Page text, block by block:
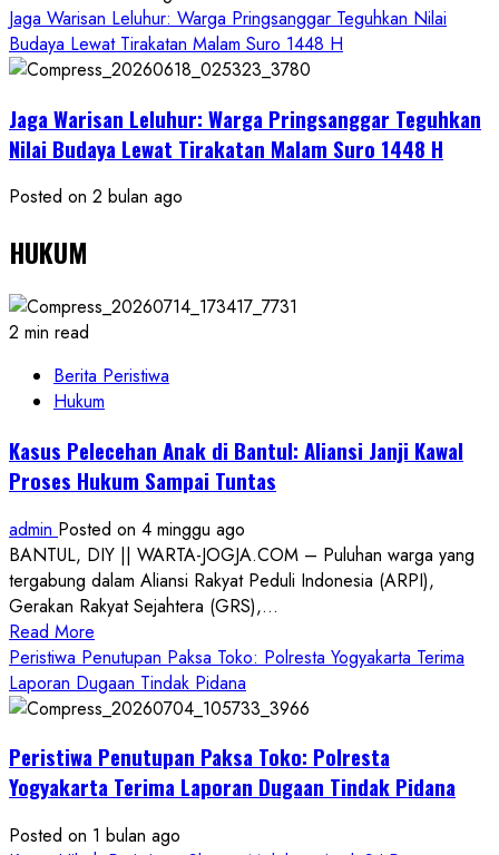
Jaga Warisan Leluhur: Warga Pringsanggar Teguhkan Nilai
Budaya Lewat Tirakatan Malam Suro 1448 H
Jaga Warisan Leluhur: Warga Pringsanggar Teguhkan
Nilai Budaya Lewat Tirakatan Malam Suro 1448 H
Posted on 2 bulan ago
HUKUM
2 min read
Berita Peristiwa
Hukum
Kasus Pelecehan Anak di Bantul: Aliansi Janji Kawal
Proses Hukum Sampai Tuntas
admin Posted on 4 minggu ago
BANTUL, DIY || WARTA-JOGJA.COM – Puluhan warga yang
tergabung dalam Aliansi Rakyat Peduli Indonesia (ARPI),
Gerakan Rakyat Sejahtera (GRS),...
Read More
more
about
Kasus
Anak
di
Aliansi
Peristiwa Penutupan Paksa Toko: Polresta Yogyakarta Terima
Laporan Dugaan Tindak Pidana
Peristiwa Penutupan Paksa Toko: Polresta
Yogyakarta Terima Laporan Dugaan Tindak Pidana
Posted on 1 bulan ago